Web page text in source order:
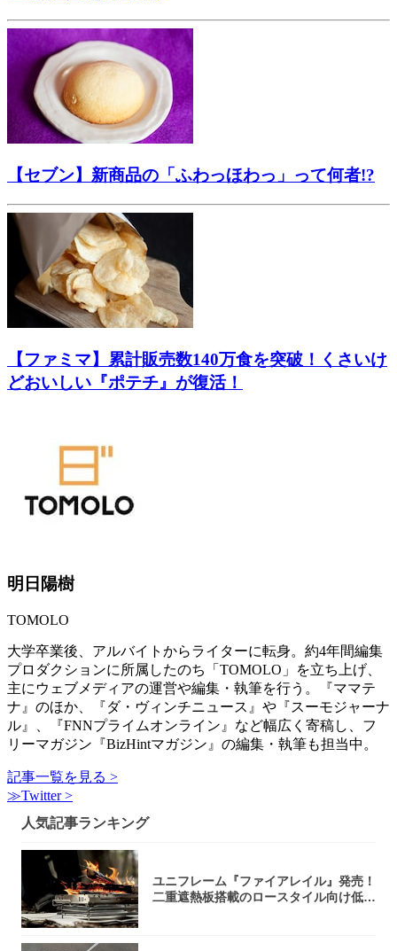
【セブン】新商品の「ふわっほわっ」って何者!?
【ファミマ】累計販売数140万食を突破！くさいけ
どおいしい『ポテチ』が復活！
明日陽樹
TOMOLO
大学卒業後、アルバイトからライターに転身。約4年間編集
プロダクションに所属したのち「TOMOLO」を立ち上げ、
主にウェブメディアの運営や編集・執筆を行う。『ママテ
ナ』のほか、『ダ・ヴィンチニュース』や『スーモジャーナ
ル』、『FNNプライムオンライン』など幅広く寄稿し、フ
リーマガジン『BizHintマガジン』の編集・執筆も担当中。
記事一覧を見る >
≫Twitter >
人気記事ランキング
ユニフレーム『ファイアレイル』発売！
二重遮熱板搭載のロースタイル向け低型